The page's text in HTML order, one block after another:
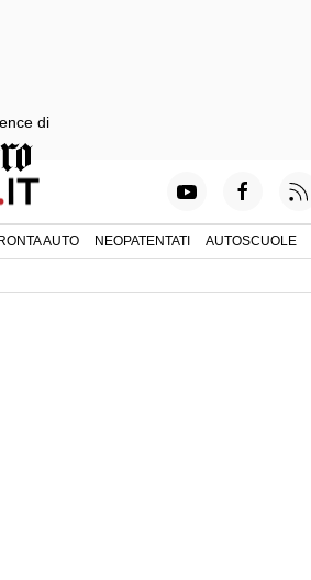
AUTO NEOPATENTATI AUTOSCUOLE
di